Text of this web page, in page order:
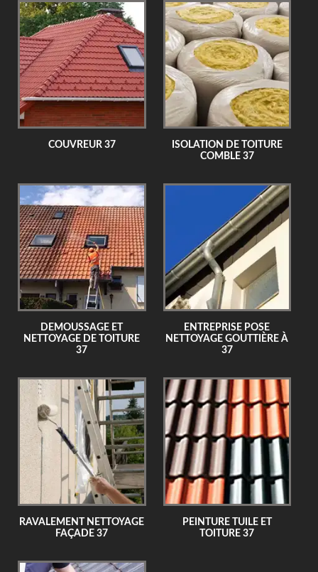
COUVREUR 37
ISOLATION DE TOITURE
COMBLE 37
DEMOUSSAGE ET
NETTOYAGE DE TOITURE
37
ENTREPRISE POSE
NETTOYAGE GOUTTIÈRE À
37
RAVALEMENT NETTOYAGE
FAÇADE 37
PEINTURE TUILE ET
TOITURE 37